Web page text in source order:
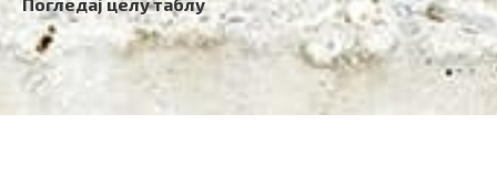
Погледај целу таблу